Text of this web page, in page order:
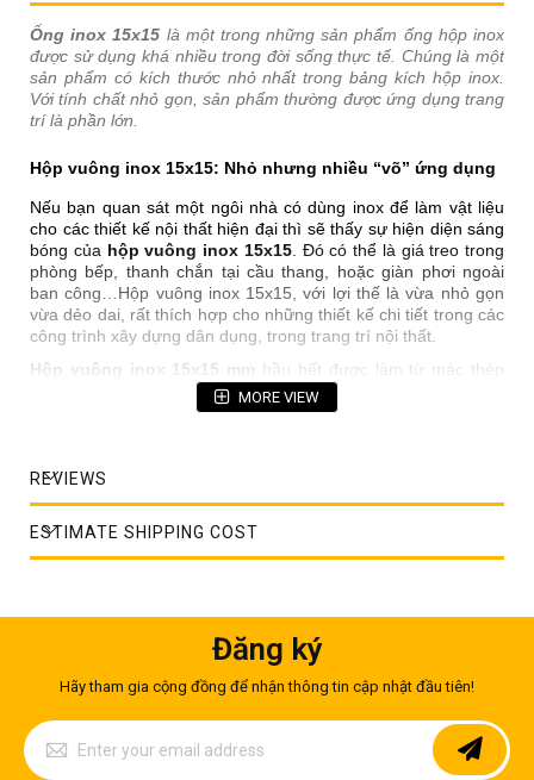
Ống inox 15x15 là một trong những sản phẩm ống hộp inox
được sử dụng khá nhiều trong đời sống thực tế. Chúng là một
sản phẩm có kích thước nhỏ nhất trong bảng kích hộp inox.
Với tính chất nhỏ gọn, sản phẩm thường được ứng dụng trang
trí là phần lớn.
Hộp vuông inox 15x15: Nhỏ nhưng nhiều “võ” ứng dụng
Nếu bạn quan sát một ngôi nhà có dùng inox để làm vật liệu
cho các thiết kế nội thất hiện đại thì sẽ thấy sự hiện diện sáng
bóng của hộp vuông inox 15x15. Đó có thể là giá treo trong
phòng bếp, thanh chắn tại cầu thang, hoặc giàn phơi ngoài
ban công…Hộp vuông inox 15x15, với lợi thế là vừa nhỏ gọn
vừa dẻo dai, rất thích hợp cho những thiết kế chi tiết trong các
công trình xây dựng dân dụng, trong trang trí nội thất.
Hộp vuông inox 15x15 mm hầu hết được làm từ mác thép
304 hoặc 201. Đây là những mác thép đáp ứng được thói
quen tiêu dùng của người Việt, cũng như môi trường, thời tiết,
MORE VIEW
REVIEWS
ESTIMATE SHIPPING COST
Đăng ký
Hãy tham gia cộng đồng để nhận thông tin cập nhật đầu tiên!
Sign
Up
for